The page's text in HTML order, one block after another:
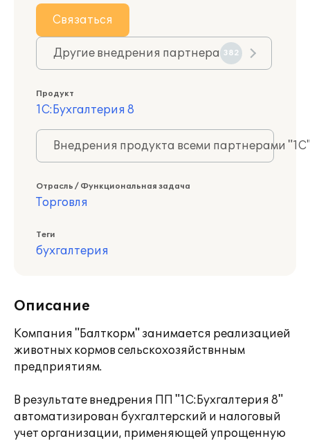
Связаться
Другие внедрения партнера 382
Продукт
1С:Бухгалтерия 8
Внедрения продукта всеми партнерами
Отрасль / Функциональная задача
Торговля
Теги
бухгалтерия
Описание
Компания "Балткорм" занимается реализацией
животных кормов сельскохозяйствнным
предприятиям.
В результате внедрения ПП "1С:Бухгалтерия 8"
автоматизирован бухгалтерский и налоговый
учет организации, применяющей упрощенную